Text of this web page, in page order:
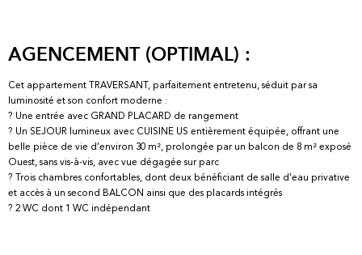
AGENCEMENT (OPTIMAL) :
Cet appartement TRAVERSANT, parfaitement entretenu, séduit par sa
luminosité et son confort moderne :
? Une entrée avec GRAND PLACARD de rangement
? Un SEJOUR lumineux avec CUISINE US entièrement équipée, offrant une
belle pièce de vie d’environ 30 m², prolongée par un balcon de 8 m² exposé
Ouest, sans vis-à-vis, avec vue dégagée sur parc
? Trois chambres confortables, dont deux bénéficiant de salle d’eau privative
et accès à un second BALCON ainsi que des placards intégrés
? 2 WC dont 1 WC indépendant